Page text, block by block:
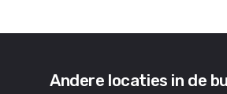
Andere locaties in de